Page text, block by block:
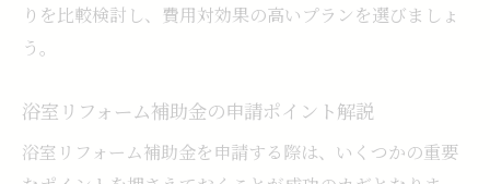
りを比較検討し、費用対効果の高いプランを選びましょ
う。
浴室リフォーム補助金の申請ポイント解説
浴室リフォーム補助金を申請する際は、いくつかの重要